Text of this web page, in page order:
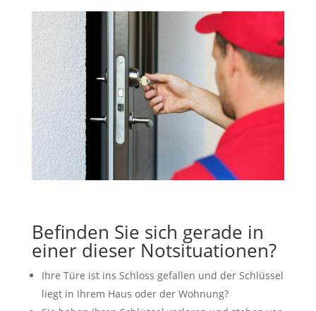
Befinden Sie sich gerade in
einer dieser Notsituationen?
Ihre Türe ist ins Schloss gefallen und der Schlüssel
liegt in Ihrem Haus oder der Wohnung?